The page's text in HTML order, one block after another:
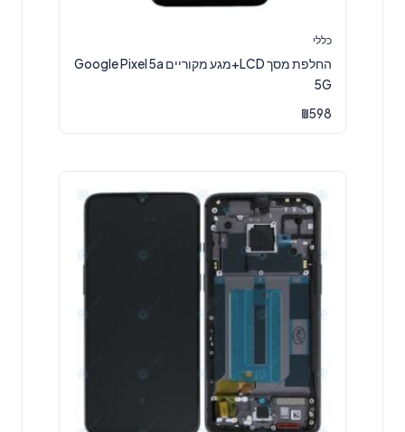
כללי
החלפת מסך LCD+מגע מקוריים Google Pixel 5a
5G
₪598